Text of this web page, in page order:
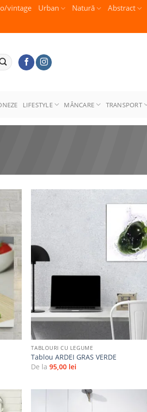
vintage Urban Natură Abstract
LIFESTYLE MÂNCARE TRANSPORT
la
TABLOURI CU LEGUME
Tablou ARDEI GRAS VERDE
De la95,00 lei